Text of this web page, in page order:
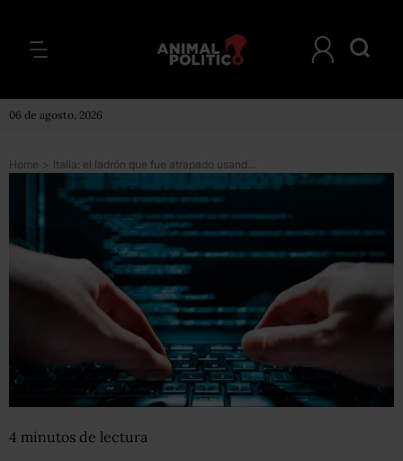
06 de agosto, 2026
Home > Italia: el ladrón que fue atrapado usando por primera vez un algoritmo para predecir delitos inventado en Nápoles
4 minutos de lectura